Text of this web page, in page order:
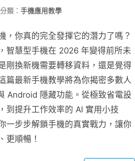
分類： 手機應用教學
，你真的完全發揮它的潛力了嗎？
智慧型手機在 2026 年變得前所未
剛換新機需要轉移資料，還是覺得
篇最新手機教學將為你揭密多數人
Android 隱藏功能。從極致省電設
到提升工作效率的 AI 實用小技
一步步解鎖手機的真實戰力，讓你
更順暢！